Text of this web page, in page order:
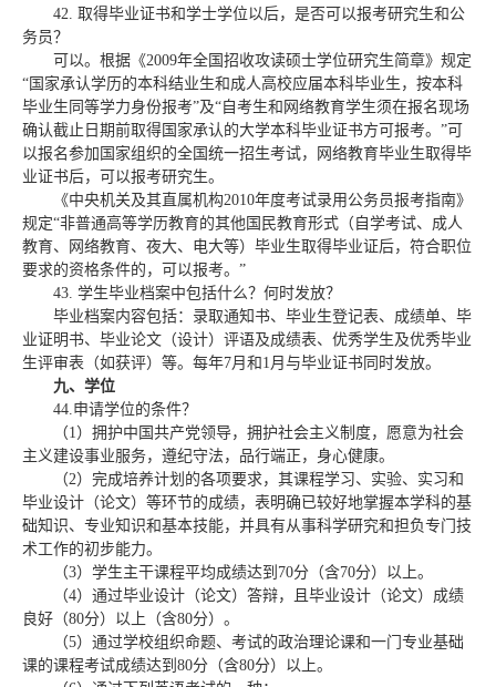
42. 取得毕业证书和学士学位以后，是否可以报考研究生和公
务员？
可以。根据《2009年全国招收攻读硕士学位研究生简章》规定
“国家承认学历的本科结业生和成人高校应届本科毕业生，按本科
毕业生同等学力身份报考”及“自考生和网络教育学生须在报名现场
确认截止日期前取得国家承认的大学本科毕业证书方可报考。”可
以报名参加国家组织的全国统一招生考试，网络教育毕业生取得毕
业证书后，可以报考研究生。
《中央机关及其直属机构2010年度考试录用公务员报考指南》
规定“非普通高等学历教育的其他国民教育形式（自学考试、成人
教育、网络教育、夜大、电大等）毕业生取得毕业证后，符合职位
要求的资格条件的，可以报考。”
43. 学生毕业档案中包括什么？何时发放？
毕业档案内容包括：录取通知书、毕业生登记表、成绩单、毕
业证明书、毕业论文（设计）评语及成绩表、优秀学生及优秀毕业
生评审表（如获评）等。每年7月和1 月与毕业证书同时发放。
九、学位
44. 申请学位的条件？
（1 ）拥护中国共产党领导，拥护社会主义制度，愿意为社会
主义建设事业服务，遵纪守法，品行端正，身心健康。
（2）完成培养计划的各项要求，其课程学习、实验、实习和
毕业设计（论文）等环节的成绩，表明确已较好地掌握本学科的基
础知识、专业知识和基本技能，并具有从事科学研究和担负专门技
术工作的初步能力。
（3）学生主干课程平均成绩达到 70分（含70分）以上。
（4）通过毕业设计（论文）答辩，且毕业设计（论文）成绩
良好（80分）以上（含80分）。
（5）通过学校组织命题、考试的政治理论课和一门专业基础
课的课程考试成绩达到 80分（含80分）以上。